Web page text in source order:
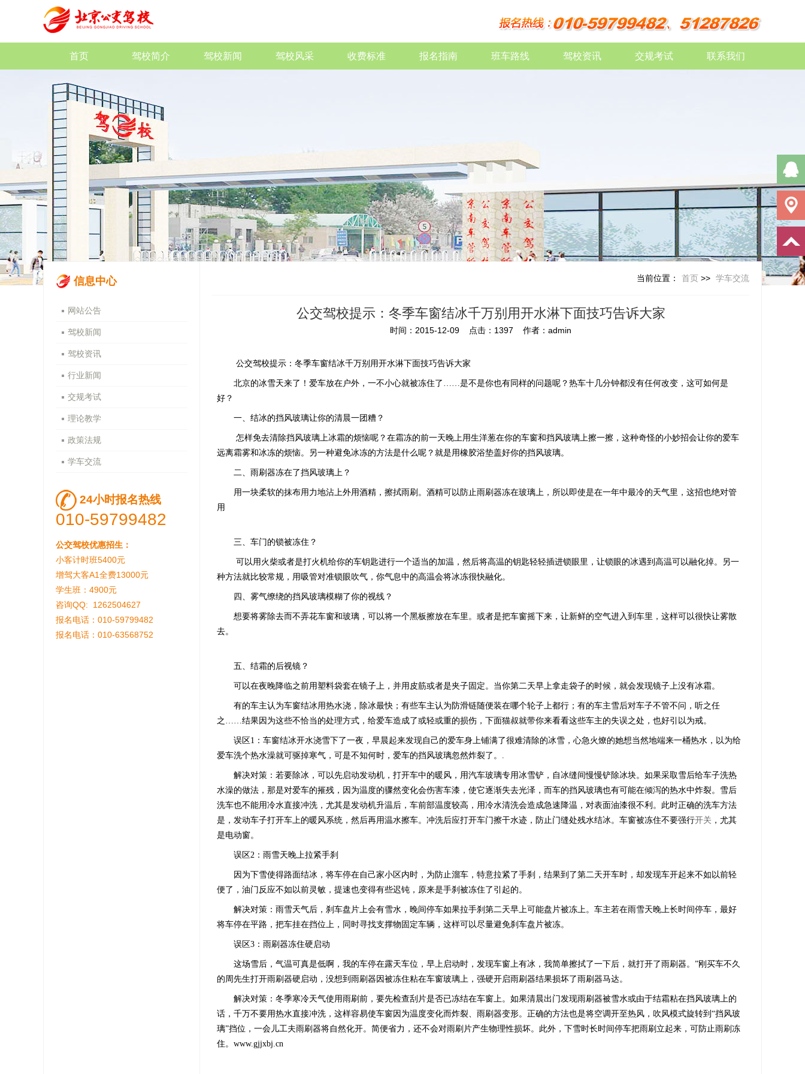
首页 驾校简介 驾校新闻 驾校风采 收费标准 报名指南 班车路线 驾校资讯 交规考试 联系我们
信息中心
网站公告
驾校新闻
驾校资讯
行业新闻
交规考试
理论教学
政策法规
学车交流
24小时报名热线
010-59799482
公交驾校优惠招生：
小客计时班5400元
增驾大客A1全费13000元
学生班：4900元
咨询QQ: 1262504627
报名电话：010-59799482
报名电话：010-63568752
当前位置： 首页 >> 学车交流
公交驾校提示：冬季车窗结冰千万别用开水淋下面技巧告诉大家
时间：2015-12-09 点击：1397 作者：admin
公交驾校提示：冬季车窗结冰千万别用开水淋下面技巧告诉大家
北京的冰雪天来了！爱车放在户外，一不小心就被冻住了……是不是你也有同样的问题呢？热车十几分钟都没有任何改变，这可如何是
好？
一、结冰的挡风玻璃让你的清晨一团糟？
怎样免去清除挡风玻璃上冰霜的烦恼呢？在霜冻的前一天晚上用生洋葱在你的车窗和挡风玻璃上擦一擦，这种奇怪的小妙招会让你的爱车
远离霜雾和冰冻的烦恼。另一种避免冰冻的方法是什么呢？就是用橡胶浴垫盖好你的挡风玻璃。
二、雨刷器冻在了挡风玻璃上？
用一块柔软的抹布用力地沾上外用酒精，擦拭雨刷。酒精可以防止雨刷器冻在玻璃上，所以即使是在一年中最冷的天气里，这招也绝对管
用
三、车门的锁被冻住？
可以用火柴或者是打火机给你的车钥匙进行一个适当的加温，然后将高温的钥匙轻轻插进锁眼里，让锁眼的冰遇到高温可以融化掉。另一
种方法就比较常规，用吸管对准锁眼吹气，你气息中的高温会将冰冻很快融化。
四、雾气缭绕的挡风玻璃模糊了你的视线？
想要将雾除去而不弄花车窗和玻璃，可以将一个黑板擦放在车里。或者是把车窗摇下来，让新鲜的空气进入到车里，这样可以很快让雾散
去。
五、结霜的后视镜？
可以在夜晚降临之前用塑料袋套在镜子上，并用皮筋或者是夹子固定。当你第二天早上拿走袋子的时候，就会发现镜子上没有冰霜。
有的车主认为车窗结冰用热水浇，除冰最快；有些车主认为防滑链随便装在哪个轮子上都行；有的车主雪后对车子不管不问，听之任
之……结果因为这些不恰当的处理方式，给爱车造成了或轻或重的损伤，下面猫叔就带你来看看这些车主的失误之处，也好引以为戒。
误区1：车窗结冰开水浇雪下了一夜，早晨起来发现自己的爱车身上铺满了很难清除的冰雪，心急火燎的她想当然地端来一桶热水，以为给
爱车洗个热水澡就可驱掉寒气，可是不知何时，爱车的挡风玻璃忽然炸裂了。.
解决对策：若要除冰，可以先启动发动机，打开车中的暖风，用汽车玻璃专用冰雪铲，自冰缝间慢慢铲除冰块。如果采取雪后给车子洗热
水澡的做法，那是对爱车的摧残，因为温度的骤然变化会伤害车漆，使它逐渐失去光泽，而车的挡风玻璃也有可能在倾泻的热水中炸裂。雪后
洗车也不能用冷水直接冲洗，尤其是发动机升温后，车前部温度较高，用冷水清洗会造成急速降温，对表面油漆很不利。此时正确的洗车方法
是，发动车子打开车上的暖风系统，然后再用温水擦车。冲洗后应打开车门擦干水迹，防止门缝处残水结冰。车窗被冻住不要强行开关 ，尤其
是电动窗。
误区2：雨雪天晚上拉紧手刹
因为下雪使得路面结冰，将车停在自己家小区内时，为防止溜车，特意拉紧了手刹，结果到了第二天开车时，却发现车开起来不如以前轻
便了，油门反应不如以前灵敏，提速也变得有些迟钝，原来是手刹被冻住了引起的。
解决对策：雨雪天气后，刹车盘片上会有雪水，晚间停车如果拉手刹第二天早上可能盘片被冻上。车主若在雨雪天晚上长时间停车，最好
将车停在平路，把车挂在挡位上，同时寻找支撑物固定车辆，这样可以尽量避免刹车盘片被冻。
误区3：雨刷器冻住硬启动
这场雪后，气温可真是低啊，我的车停在露天车位，早上启动时，发现车窗上有冰，我简单擦拭了一下后，就打开了雨刷器。”刚买车不久
的周先生打开雨刷器硬启动，没想到雨刷器因被冻住粘在车窗玻璃上，强硬开启雨刷器结果损坏了雨刷器马达。
解决对策：冬季寒冷天气使用雨刷前，要先检查刮片是否已冻结在车窗上。如果清晨出门发现雨刷器被雪水或由于结霜粘在挡风玻璃上的
话，千万不要用热水直接冲洗，这样容易使车窗因为温度变化而炸裂、雨刷器变形。正确的方法也是将空调开至热风，吹风模式旋转到“挡风玻
璃”挡位，一会儿工夫雨刷器将自然化开。简便省力，还不会对雨刷片产生物理性损坏。此外，下雪时长时间停车把雨刷立起来，可防止雨刷冻
住。 www.gjjxbj.cn